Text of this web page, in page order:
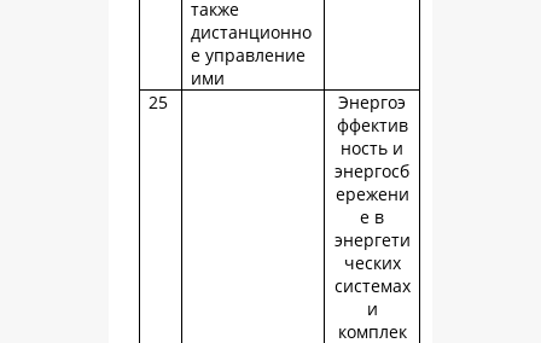
также
дистанционно
е управление
ими
25
Энергоэ
ффектив
ность и
энергосб
ережени
е в
энергети
ческих
системах
и
комплек